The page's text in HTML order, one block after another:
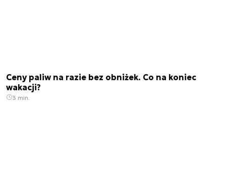
Ceny paliw na razie bez obniżek. Co na koniec
wakacji?
3 min.